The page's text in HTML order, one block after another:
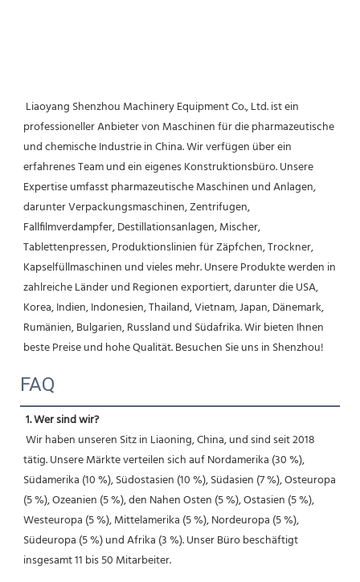
professioneller Anbieter von Maschinen für die pharmazeutische
und chemische Industrie in China. Wir verfügen über ein
erfahrenes Team und ein eigenes Konstruktionsbüro. Unsere
Expertise umfasst pharmazeutische Maschinen und Anlagen,
darunter Verpackungsmaschinen, Zentrifugen,
Fallfilmverdampfer, Destillationsanlagen, Mischer,
Tablettenpressen, Produktionslinien für Zäpfchen, Trockner,
Kapselfüllmaschinen und vieles mehr. Unsere Produkte werden in
zahlreiche Länder und Regionen exportiert, darunter die USA,
Korea, Indien, Indonesien, Thailand, Vietnam, Japan, Dänemark,
Rumänien, Bulgarien, Russland und Südafrika. Wir bieten Ihnen
beste Preise und hohe Qualität. Besuchen Sie uns in Shenzhou!
FAQ
1. Wer sind wir?
tätig. Unsere Märkte verteilen sich auf Nordamerika (30 %),
Südamerika (10 %), Südostasien (10 %), Südasien (7 %), Osteuropa
(5 %), Ozeanien (5 %), den Nahen Osten (5 %), Ostasien (5 %),
Westeuropa (5 %), Mittelamerika (5 %), Nordeuropa (5 %),
Südeuropa (5 %) und Afrika (3 %). Unser Büro beschäftigt
insgesamt 11 bis 50 Mitarbeiter.